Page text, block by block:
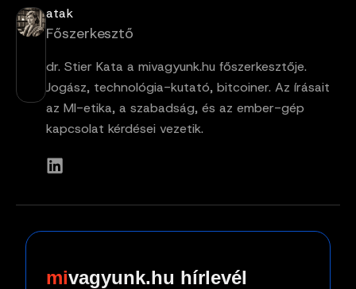
atak
Főszerkesztő
dr. Stier Kata a mivagyunk.hu főszerkesztője.
Jogász, technológia-kutató, bitcoiner. Az írásait
az MI-etika, a szabadság, és az ember-gép
kapcsolat kérdései vezetik.
vagyunk.hu hírlevél